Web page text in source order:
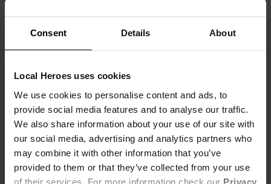
Consent Details About
Local Heroes uses cookies
We use cookies to personalise content and ads, to
provide social media features and to analyse our traffic.
We also share information about your use of our site with
our social media, advertising and analytics partners who
may combine it with other information that you’ve
provided to them or that they’ve collected from your use
of their services. For more information check our Privacy
RÓŻOWE SZORTY LH TEAM
43,00 zł
54,00 zł
SZARE SZORTY LH TEAM